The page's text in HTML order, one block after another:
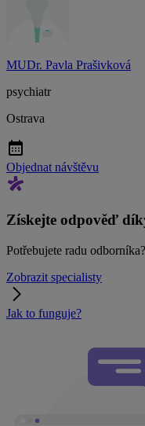
MUDr. Pavla Prašivková
psychiatr
Ostrava
Objednat návštěvu
Získejte odpověď
Potřebujete radu
Zobrazit specialisty
Jak to funguje?